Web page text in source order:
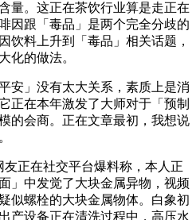
量。这正在茶饮行业算是走正在
因跟「毒品」是两个完全分歧的
饮料上升到「毒品」相关话题，
化的做法。
」没有太大关系，素质上是消
正在本年激发了大师对于「预制
的会商。正在文章最初，我想说
正在社交平台爆料称，本人正
」中发觉了大块金属异物，视频
似螺栓的大块金属物体。白象初
产设备正在清洗过程中，高压水